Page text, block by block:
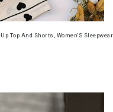
Top And Shorts, Women'S